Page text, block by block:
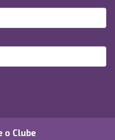
o Clube